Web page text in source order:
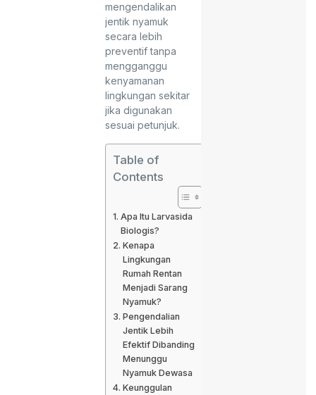
mengendalikan
jentik nyamuk
secara lebih
preventif tanpa
mengganggu
kenyamanan
lingkungan sekitar
jika digunakan
sesuai petunjuk.
Table of
Contents
Apa Itu Larvasida
Biologis?
Kenapa
Lingkungan
Rumah Rentan
Menjadi Sarang
Nyamuk?
Pengendalian
Jentik Lebih
Efektif Dibanding
Menunggu
Nyamuk Dewasa
Keunggulan